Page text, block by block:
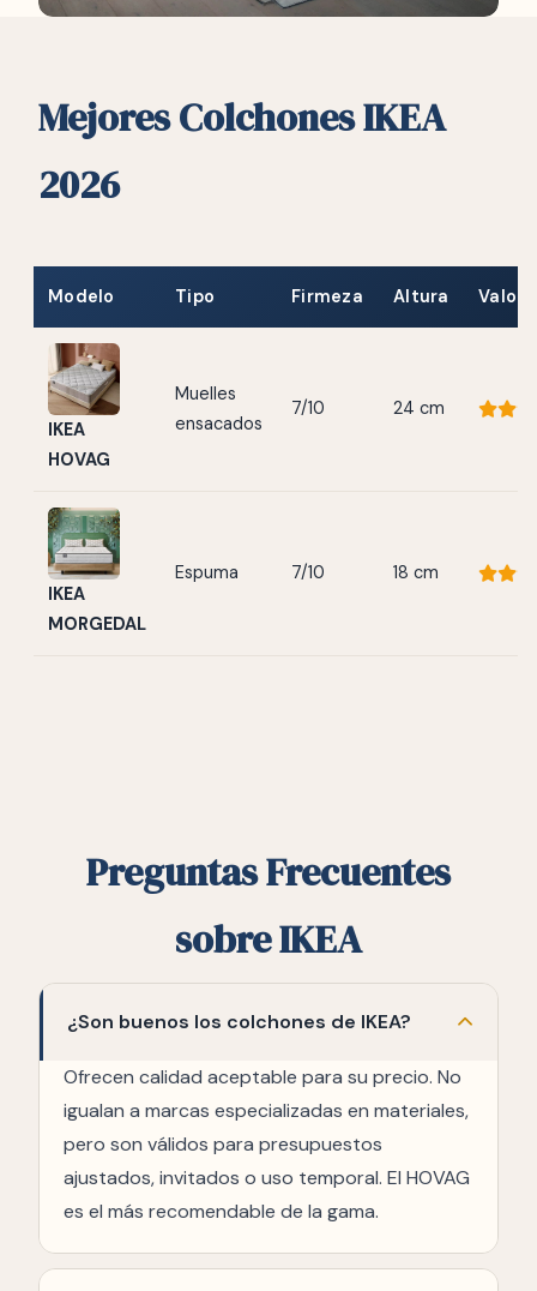
Mejores Colchones IKEA
2026
Modelo Tipo Firmeza Altura
IKEA
HOVAG
Muelles
ensacados
7/10 24 cm
IKEA
MORGEDAL
Espuma 7/10 18 cm
Preguntas Frecuentes
sobre IKEA
¿Son buenos los colchones de IKEA?
Ofrecen calidad aceptable para su precio. No
igualan a marcas especializadas en materiales,
pero son válidos para presupuestos
ajustados, invitados o uso temporal. El HOVAG
es el más recomendable de la gama.